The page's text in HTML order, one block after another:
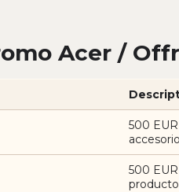
Acer /
500
500